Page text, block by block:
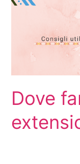
Dove